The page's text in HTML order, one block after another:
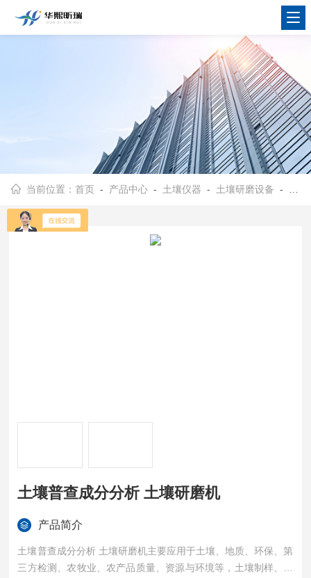
当前位置：首页 - 产品中心 - 土壤仪器 - 土壤研磨设备 - HX-YMJ型土壤普查成分分析 土壤研磨机
土壤普查成分分析 土壤研磨机
产品简介
土壤普查成分分析 土壤研磨机主要应用于土壤、地质、环保、第
三方检测、农牧业、农产品质量、资源与环境等，土壤制样、重